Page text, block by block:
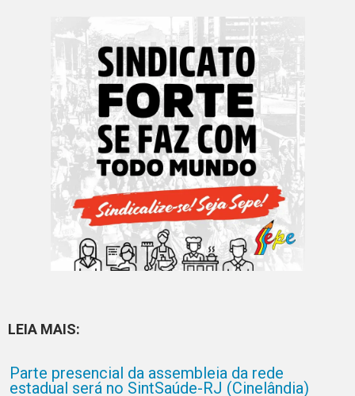
LEIA MAIS:
Parte presencial da assembleia da rede
estadual será no SintSaúde-RJ (Cinelândia)